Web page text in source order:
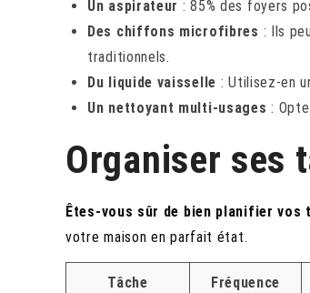
Un aspirateur : 85% des foyers
Des chiffons microfibres : Ils
traditionnels.
Du liquide vaisselle : Utilisez-en
Un nettoyant multi-usages :
Organiser ses
Êtes-vous sûr de bien planifier vos
votre maison en parfait état.
Tâche Fréquence